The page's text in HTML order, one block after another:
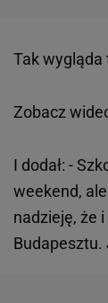
Tak wygląda
Zobacz
I dodał: -
weekend,
nadzieję, że
Budapesztu.